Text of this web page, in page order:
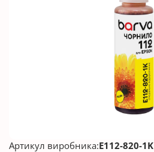
Артикул виробника:E112-820-1K